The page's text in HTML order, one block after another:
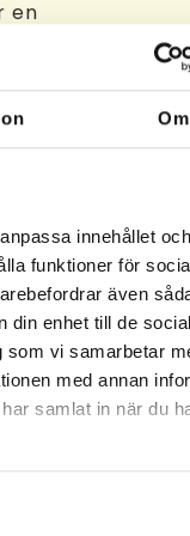
Om
innehållet och
funktioner för
även
din enhet till de
som vi samarbetar
med annan
samlat in när du
en
som
viktigaste